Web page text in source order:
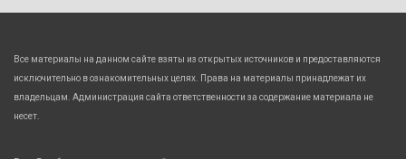
Все материалы на данном сайте взяты из открытых источников и предоставляются
исключительно в ознакомительных целях. Права на материалы принадлежат их
владельцам. Администрация сайта ответственности за содержание материала не
несет.